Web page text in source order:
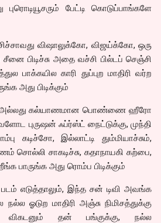
பேட்டி கொடுப்பாங்களே
விஷாலுக்கோ, விஜய்க்கோ, ஒரு
பிடிச்சு அதை வச்சி பில்டப் செஞ்சி
பாக்கயில காரி துப்புற மாதிரி வர்ற
அது பிடிக்கும்
அல்லது கல்யாணமான பொண்ணை ஹீரோ
புருஷன் ஃப்ர்ஸ்ட் நைட்டுக்கு, முந்தி
கடிச்சோ, இல்லாட்டி தும்மியாச்சும்,
சொல்லி சாகடிச்சு, கதாநாயகி கற்பை,
பாருங்க அது ரொம்ப பிடிக்கும்
எடுத்தாலும், இந்த சன் டிவி அவங்க
ஓடுற மாதிரி அஞ்சு நிமிசத்துக்கு
விகடனும் தன் பங்குக்கு, நல்ல